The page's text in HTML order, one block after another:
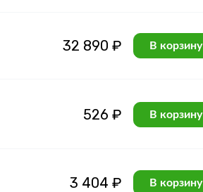
32 890 ₽ В корзину
526 ₽ В корзину
3 404 ₽ В корзину